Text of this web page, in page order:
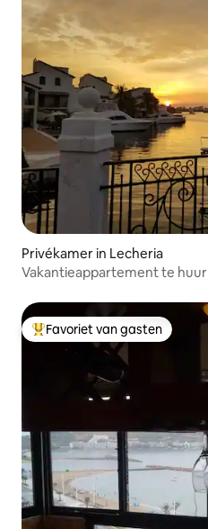
Privékamer in Lecheria
Vakantieappartement te huur
Topfavoriet van gasten
Favoriet van gasten